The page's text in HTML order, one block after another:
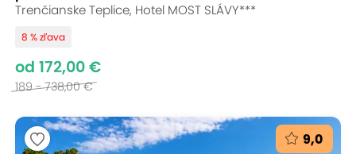
Trenčianske Teplice, Hotel MOST SLÁVY***
8 % zľava
od 172,00 €
189 - 738,00 €
9,0